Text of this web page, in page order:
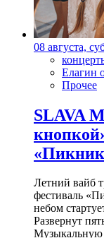
08 августа,
Елагин
Прочее
SLAVA
Летний вайб
фестиваль
небом
Развернут
Музыкальную